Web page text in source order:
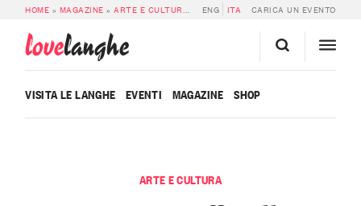
HOME » MAGAZINE »ARTE E CULTURA » GUSTAVO STRAFFORELLO –
ENG ITA CARICA UN EVENTO
lovelanghe
VISITA LE LANGHE EVENTI MAGAZINE SHOP
ARTE E CULTURA